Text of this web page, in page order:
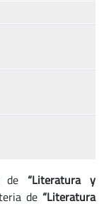
de “Literatura y
de “Literatura